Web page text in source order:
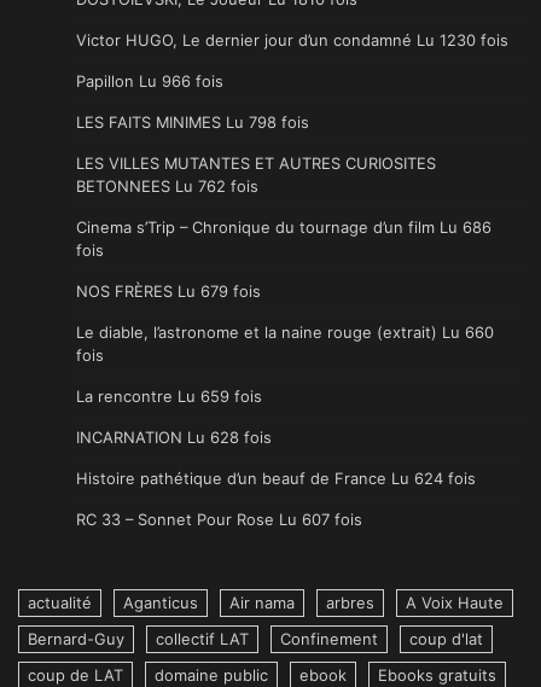
Victor HUGO, Le dernier jour d’un condamné Lu 1230 fois
Papillon Lu 966 fois
LES FAITS MINIMES Lu 798 fois
LES VILLES MUTANTES ET AUTRES CURIOSITES
BETONNEES Lu 762 fois
Cinema s’Trip – Chronique du tournage d’un film Lu 686
fois
NOS FRÈRES Lu 679 fois
Le diable, l’astronome et la naine rouge (extrait) Lu 660
fois
La rencontre Lu 659 fois
INCARNATION Lu 628 fois
Histoire pathétique d’un beauf de France Lu 624 fois
RC 33 – Sonnet Pour Rose Lu 607 fois
actualité Aganticus Air nama arbres
A Voix Haute
Bernard-Guy
collectif LAT Confinement
coup d'lat
coup de LAT
domaine public ebook
Ebooks gratuits